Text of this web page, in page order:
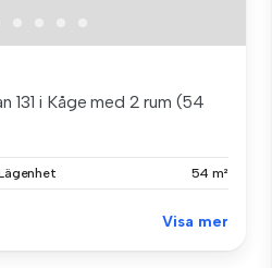
131 i Kåge med 2 rum (54
54 m²
Visa mer